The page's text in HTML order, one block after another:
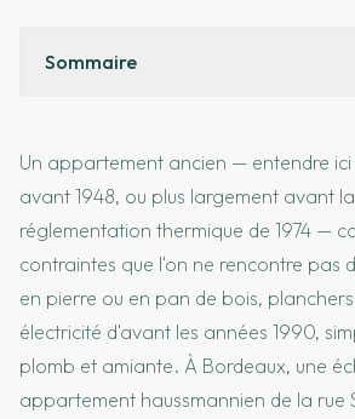
Sommaire
Un appartement ancien — entendre
avant 1948, ou plus largement avant
réglementation thermique de 1974 —
contraintes que l'on ne rencontre pas
en pierre ou en pan de bois,
électricité d'avant les années 1990,
plomb et amiante. À Bordeaux, une
appartement haussmannien de la rue